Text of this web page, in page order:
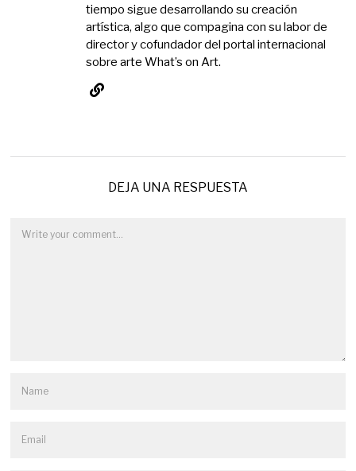
tiempo sigue desarrollando su creación
artística, algo que compagina con su labor de
director y cofundador del portal internacional
sobre arte What’s on Art.
DEJA UNA RESPUESTA